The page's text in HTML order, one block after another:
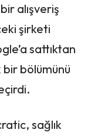
alışveriş
şirketi
sattıktan
bir bölümünü
sağlık